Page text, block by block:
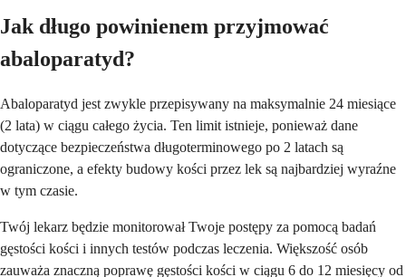
Jak długo powinienem przyjmować
abaloparatyd?
Abaloparatyd jest zwykle przepisywany na maksymalnie 24 miesiące
(2 lata) w ciągu całego życia. Ten limit istnieje, ponieważ dane
dotyczące bezpieczeństwa długoterminowego po 2 latach są
ograniczone, a efekty budowy kości przez lek są najbardziej wyraźne
w tym czasie.
Twój lekarz będzie monitorował Twoje postępy za pomocą badań
gęstości kości i innych testów podczas leczenia. Większość osób
zauważa znaczną poprawę gęstości kości w ciągu 6 do 12 miesięcy od